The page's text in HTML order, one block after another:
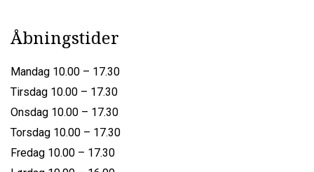
Åbningstider
Mandag 10.00 – 17.30
Tirsdag 10.00 – 17.30
Onsdag 10.00 – 17.30
Torsdag 10.00 – 17.30
Fredag 10.00 – 17.30